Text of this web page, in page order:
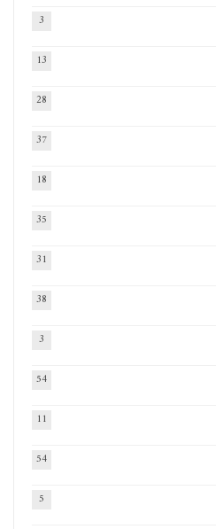
3
13
28
37
18
35
31
38
3
54
11
54
5